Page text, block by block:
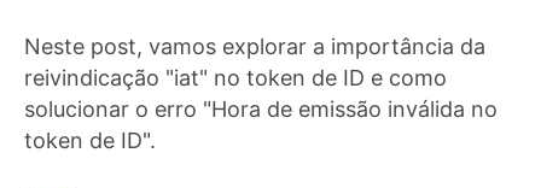
Neste post, vamos explorar a importância da
reivindicação "iat" no token de ID e como
solucionar o erro "Hora de emissão inválida no
token de ID".